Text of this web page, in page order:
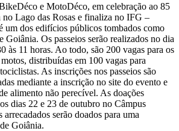
e MotoDéco, em celebração ao 85
Lago das Rosas e finaliza no IFG –
um dos edifícios públicos tombados como
Os passeios serão realizados no dia
às 11 horas. Ao todo, são 200 vagas para os
distribuídas em 100 vagas para
As inscrições nos passeios são
mediante a inscrição no site do evento e
alimento não perecível. As doações
dias 22 e 23 de outubro no Câmpus
serão doados para uma
Goiânia.